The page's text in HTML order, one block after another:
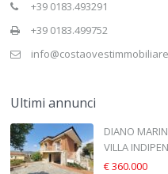
+39 0183.493291
+39 0183.499752
Ultimi annunci
DIANO
VILLA
€ 360.000